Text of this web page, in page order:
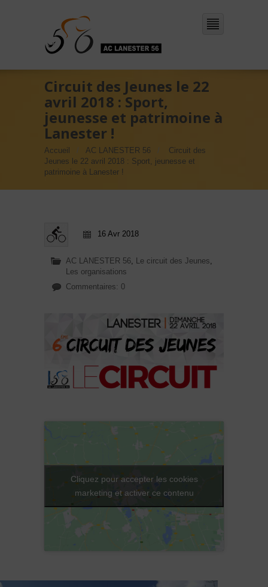
Circuit des Jeunes le 22
avril 2018 : Sport,
jeunesse et patrimoine à
Lanester !
Accueil AC LANESTER 56
Circuit des
Jeunes le 22 avril 2018 : Sport, jeunesse et
patrimoine à Lanester !
16 Avr 2018
AC LANESTER 56, Le circuit des Jeunes,
Les organisations
Commentaires: 0
Cliquez pour accepter les cookies
marketing et activer ce contenu